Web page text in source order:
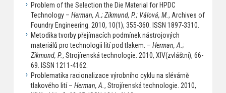
Problem of the Selection the Die Material for HPDC
Technology – Herman, A.; Zikmund, P.; Válová, M., Archives of
Foundry Engineering. 2010, 10(1), 355-360. ISSN 1897-3310.
Metodika tvorby přejímacích podmínek nástrojových
materiálů pro technologii lití pod tlakem. – Herman, A.;
Zikmund, P., Strojírenská technologie. 2010, XIV(zvláštní), 66-
69. ISSN 1211-4162.
Problematika racionalizace výrobního cyklu na slévárně
tlakového lití – Herman, A. , Strojírenská technologie. 2010,